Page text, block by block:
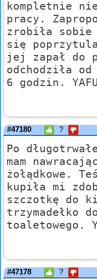
kompletnie
pracy.
zrobiła
się
jej zapał do
odchodziła
6 godzin.
#47180 ?
Po
mam
żołądkowe.
kupiła mi
szczotkę do
trzymadełko
toaletowego.
#47178 ?